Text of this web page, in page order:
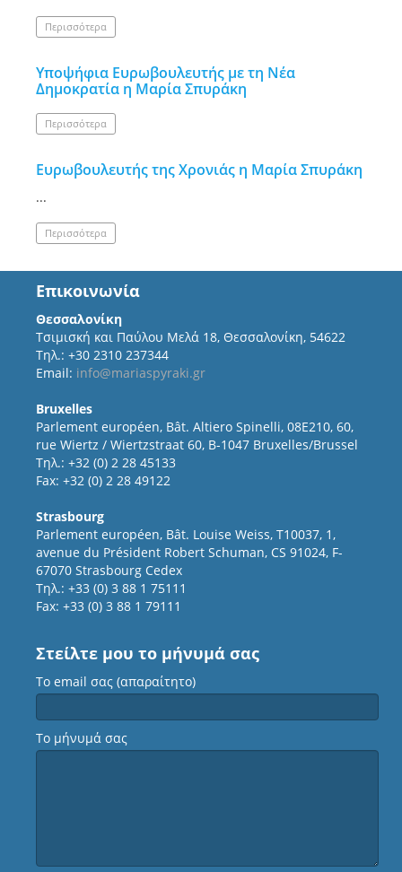
Περισσότερα
Υποψήφια Ευρωβουλευτής με τη Νέα
Δημοκρατία η Μαρία Σπυράκη
Περισσότερα
Ευρωβουλευτής της Χρονιάς η Μαρία Σπυράκη
...
Περισσότερα
Επικοινωνία
Θεσσαλονίκη
Τσιμισκή και Παύλου Μελά 18, Θεσσαλονίκη, 54622
Τηλ.: +30 2310 237344
Email: info@mariaspyraki.gr
Bruxelles
Parlement européen, Bât. Altiero Spinelli, 08E210, 60,
rue Wiertz / Wiertzstraat 60, B-1047 Bruxelles/Brussel
Τηλ.: +32 (0) 2 28 45133
Fax: +32 (0) 2 28 49122
Strasbourg
Parlement européen, Bât. Louise Weiss, T10037, 1,
avenue du Président Robert Schuman, CS 91024, F-
67070 Strasbourg Cedex
Τηλ.: +33 (0) 3 88 1 75111
Fax: +33 (0) 3 88 1 79111
Στείλτε μου το μήνυμά σας
Το email σας (απαραίτητο)
Το μήνυμά σας